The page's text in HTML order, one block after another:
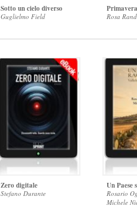
Sotto un cielo diverso
Guglielmo Field Rosa
Zero digitale
Stefano Durante
Un Paese
Rosario
Michele